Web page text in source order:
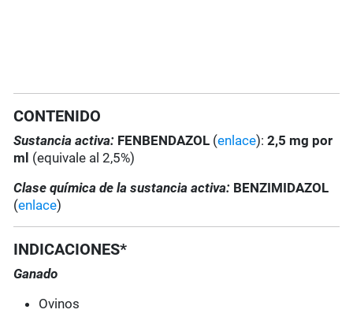
CONTENIDO
Sustancia activa: FENBENDAZOL (enlace): 2,5 mg por
ml (equivale al 2,5%)
Clase química de la sustancia activa: BENZIMIDAZOL
(enlace)
INDICACIONES*
Ganado
Ovinos